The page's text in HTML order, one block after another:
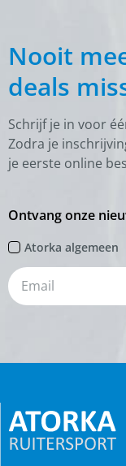
Nooit
deals
Schrijf je in voor
Zodra je
je eerste online
Ontvang onze
Atorka algemeen